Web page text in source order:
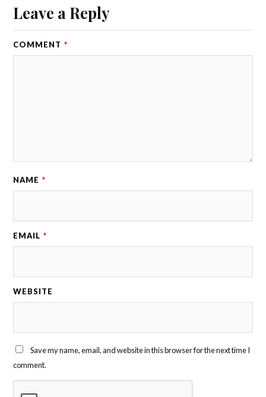
Leave a Reply
COMMENT *
NAME *
EMAIL *
WEBSITE
Save my name, email, and website in this browser for the next time I
comment.